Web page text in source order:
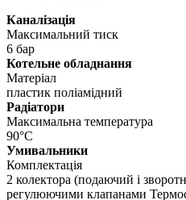
Каналізація
Максимальний тиск
6 бар
Котельне обладнання
Матеріал
пластик поліамідний
Радіатори
Максимальна температура
90°С
Умивальники
Комплектація
2 колектора (подаючий і
регулюючими клапанами